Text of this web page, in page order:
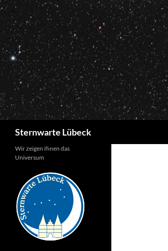
Zum
Inhalt
springen
Sternwarte Lübeck
Wir zeigen Ihnen das
Universum